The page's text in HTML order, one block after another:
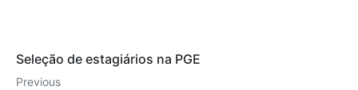
Seleção de estagiários na PGE
Previous